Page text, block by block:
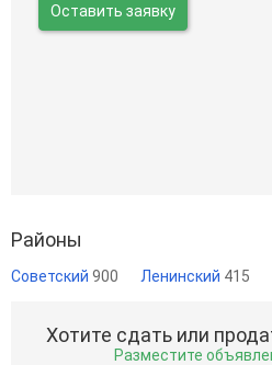
Оставить заявку
Районы
Советский 900 Ленинский 415
Хотите сдать или
Разместите